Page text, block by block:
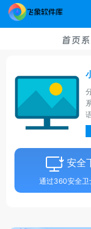
首页
安全
通过360安全卫